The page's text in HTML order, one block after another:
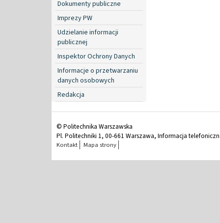
Dokumenty publiczne
Imprezy PW
Udzielanie informacji
publicznej
Inspektor Ochrony Danych
Informacje o przetwarzaniu
danych osobowych
Redakcja
© Politechnika Warszawska
Pl. Politechniki 1, 00-661 Warszawa, Informacja
Kontakt Mapa strony